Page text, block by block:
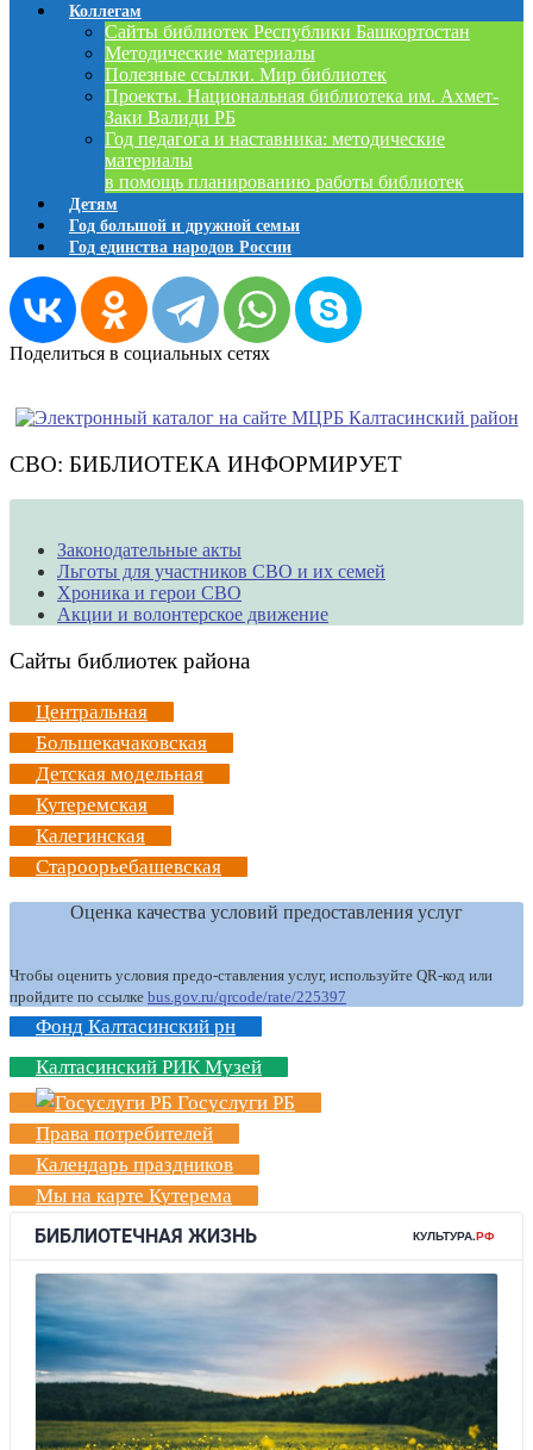
Коллегам
Сайты библиотек Республики Башкортостан
Методические материалы
Полезные ссылки. Мир библиотек
Проекты. Национальная библиотека им. Ахмет-
Заки Валиди РБ
Год педагога и наставника: методические
материалы
в помощь планированию работы библиотек
Детям
Год большой и дружной семьи
Год единства народов России
Поделиться в социальных сетях
СВО: БИБЛИОТЕКА ИНФОРМИРУЕТ
Законодательные акты
Льготы для участников СВО и их семей
Хроника и герои СВО
Акции и волонтерское движение
Сайты библиотек района
Центральная
Большекачаковская
Детская модельная
Кутеремская
Калегинская
Староорьебашевская
Оценка качества условий предоставления услуг
Чтобы оценить условия предо-ставления услуг, используйте QR-код или
пройдите по ссылке bus.gov.ru/qrcode/rate/225397
Фонд Калтасинский рн
Калтасинский РИК Музей
Госуслуги РБ
Права потребителей
Календарь праздников
Мы на карте Кутерема